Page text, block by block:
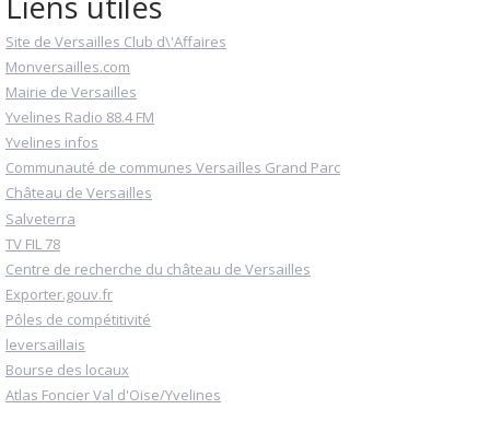
Site de Versailles Club d\'Affaires
Monversailles.com
Mairie de Versailles
Yvelines Radio 88.4 FM
Yvelines infos
Communauté de communes Versailles Grand Parc
Château de Versailles
Salveterra
TV FIL 78
Centre de recherche du château de Versailles
Exporter.gouv.fr
Pôles de compétitivité
leversaillais
Bourse des locaux
Atlas Foncier Val d'Oise/Yvelines